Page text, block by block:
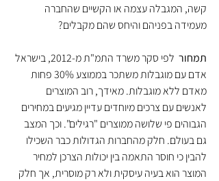
קשה, המגבלה עצמה או הקשיים שהחברה
מעמידה בפניהם והיחס שהם מקבלים?
תמחור
לפי סקר משרד התמ"ת מ-2012, בישראל
אדם עם מוגבלות משתכר בממוצע 30% פחות
מאדם ללא מוגבלות. מאידך, רוב המוצרים
לאנשים עם צרכים מיוחדים עדיין מגיעים במחירים
הגבוהים פי שלושה ממוצרים "רגילים". וכך המצב
גם בעולם. חלק מהחברות הגדולות כבר השכילו
להבין כי חוסר התאמה בין יכולות הצרכן למחיר
המוצר הוא בעיה עיסקית ולא רק מוסרית, אך חלק